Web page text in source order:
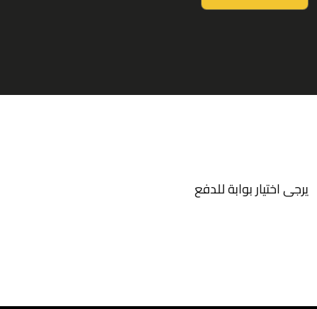
يرجى اختيار بوابة للدفع